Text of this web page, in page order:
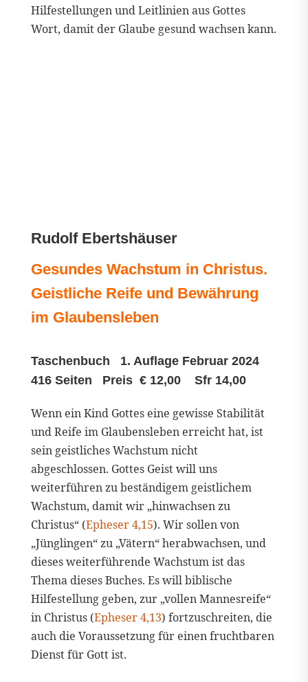
Hilfestellungen und Leitlinien aus Gottes
Wort, damit der Glaube gesund wachsen kann.
Rudolf Ebertshäuser
Gesundes Wachstum in Christus.
Geistliche Reife und Bewährung
im Glaubensleben
Taschenbuch 1. Auflage Februar 2024
416 Seiten Preis € 12,00 Sfr 14,00
Wenn ein Kind Gottes eine gewisse Stabilität
und Reife im Glaubensleben erreicht hat, ist
sein geistliches Wachstum nicht
abgeschlossen. Gottes Geist will uns
weiterführen zu beständigem geistlichem
Wachstum, damit wir „hinwachsen zu
Christus“ (Epheser 4,15). Wir sollen von
„Jünglingen“ zu „Vätern“ herabwachsen, und
dieses weiterführende Wachstum ist das
Thema dieses Buches. Es will biblische
Hilfestellung geben, zur „vollen Mannesreife“
in Christus (Epheser 4,13) fortzuschreiten, die
auch die Voraussetzung für einen fruchtbaren
Dienst für Gott ist.